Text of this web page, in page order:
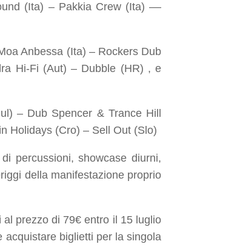
(Ita) – Pakkia Crew (Ita) ––
Anbessa (Ita) – Rockers Dub
Hi-Fi (Aut) – Dubble (HR) , e
– Dub Spencer & Trance Hill
Holidays (Cro) – Sell Out (Slo)
percussioni, showcase diurni,
della manifestazione proprio
prezzo di 79€ entro il 15 luglio
acquistare biglietti per la singola